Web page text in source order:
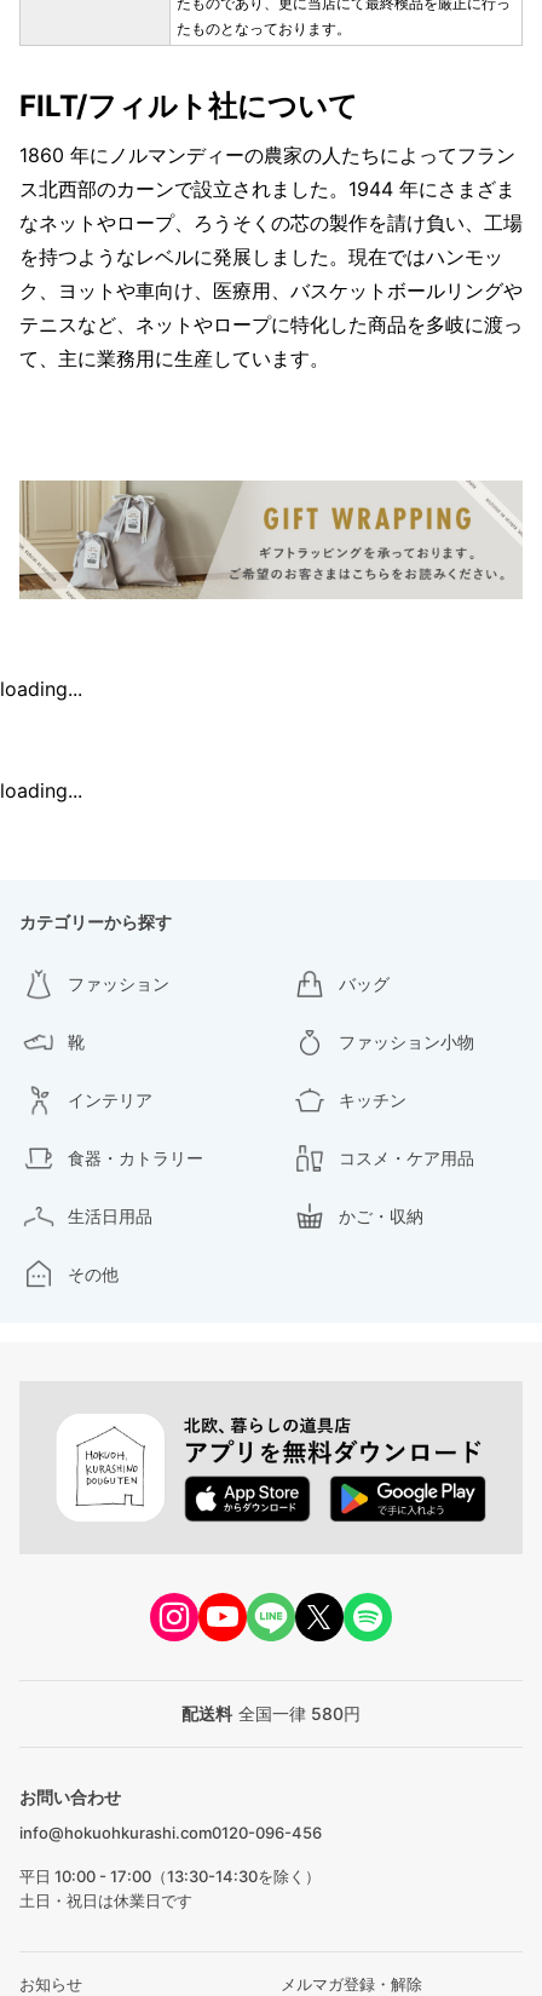
たものとなっております。
FILT/フィルト社について
1860 年にノルマンディーの農家の人たちによってフラン
ス北西部のカーンで設立されました。1944 年にさまざま
なネットやロープ、ろうそくの芯の製作を請け負い、工場
を持つようなレベルに発展しました。現在ではハンモッ
ク、ヨットや車向け、医療用、バスケットボールリングや
テニスなど、ネットやロープに特化した商品を多岐に渡っ
て、主に業務用に生産しています。
loading...
loading...
カテゴリーから探す
ファッション バッグ
靴 ファッション小物
インテリア キッチン
食器・カトラリー コスメ・ケア用品
生活日用品 かご・収納
その他
配送料 全国一律 580円
お問い合わせ
info@hokuohkurashi.com0120-096-456
平日 10:00 - 17:00（13:30-14:30を除く）
土日・祝日は休業日です
お知らせ メルマガ登録・解除